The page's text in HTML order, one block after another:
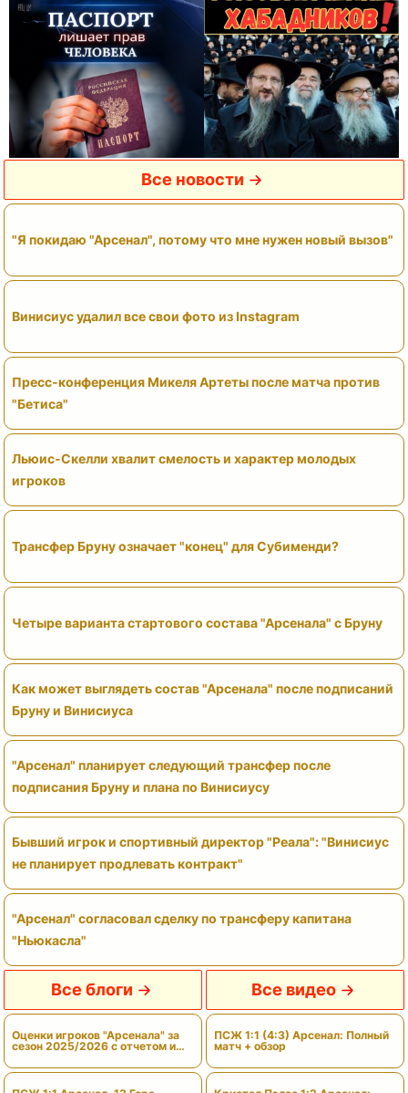
Все новости
"Я покидаю "Арсенал", потому что мне нужен новый вызов"
Винисиус удалил все свои фото из Instagram
Пресс-конференция Микеля Артеты после матча против
"Бетиса"
Льюис-Скелли хвалит смелость и характер молодых
игроков
Трансфер Бруну означает "конец" для Субименди?
Четыре варианта стартового состава "Арсенала" с Бруну
Как может выглядеть состав "Арсенала" после подписаний
Бруну и Винисиуса
"Арсенал" планирует следующий трансфер после
подписания Бруну и плана по Винисиусу
Бывший игрок и спортивный директор "Реала": "Винисиус
не планирует продлевать контракт"
"Арсенал" согласовал сделку по трансферу капитана
"Ньюкасла"
Все блоги
Оценки игроков "Арсенала" за
сезон 2025/2026 с отчетом и
Все видео
ПСЖ 1:1 (4:3) Арсенал: Полный
матч + обзор